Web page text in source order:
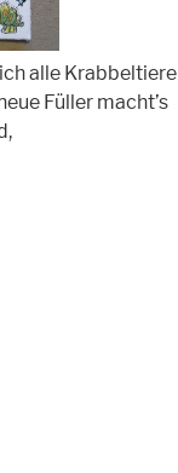
alle Krabbeltiere
Füller macht’s